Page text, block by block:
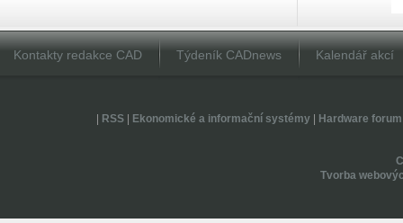
Kontakty redakce CAD Týdeník CADnews Kalendář akcí
RSS| Ekonomické a informační systémy| Hardware forum
Tvorba